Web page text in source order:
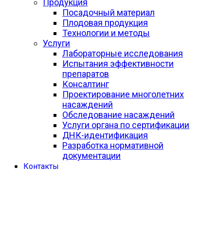
Посадочный материал
Плодовая продукция
Технологии и методы
Услуги
Лабораторные исследования
Испытания эффективности
препаратов
Консалтинг
Проектирование многолетних
насаждений
Обследование насаждений
Услуги органа по сертификации
ДНК-идентификация
Разработка нормативной
документации
Контакты